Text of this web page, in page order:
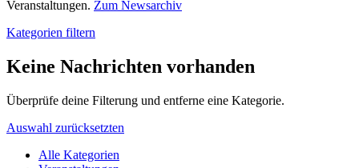
Veranstaltungen. Zum Newsarchiv
Kategorien filtern
Keine Nachrichten vorhanden
Überprüfe deine Filterung und entferne eine Kategorie.
Auswahl zurücksetzten
Alle Kategorien